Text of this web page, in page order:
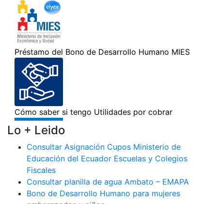
Lo + Leido
Consultar Asignación Cupos Ministerio de
Educación del Ecuador Escuelas y Colegios
Fiscales
Consultar planilla de agua Ambato – EMAPA
Bono de Desarrollo Humano para mujeres